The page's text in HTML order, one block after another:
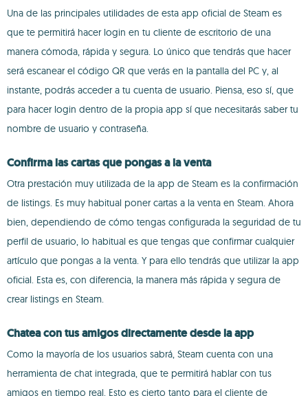
Una de las principales utilidades de esta app oficial de Steam es
que te permitirá hacer login en tu cliente de escritorio de una
manera cómoda, rápida y segura. Lo único que tendrás que hacer
será escanear el código QR que verás en la pantalla del PC y, al
instante, podrás acceder a tu cuenta de usuario. Piensa, eso sí, que
para hacer login dentro de la propia app sí que necesitarás saber tu
nombre de usuario y contraseña.
Confirma las cartas que pongas a la venta
Otra prestación muy utilizada de la app de Steam es la confirmación
de listings. Es muy habitual poner cartas a la venta en Steam. Ahora
bien, dependiendo de cómo tengas configurada la seguridad de tu
perfil de usuario, lo habitual es que tengas que confirmar cualquier
artículo que pongas a la venta. Y para ello tendrás que utilizar la app
oficial. Esta es, con diferencia, la manera más rápida y segura de
crear listings en Steam.
Chatea con tus amigos directamente desde la app
Como la mayoría de los usuarios sabrá, Steam cuenta con una
herramienta de chat integrada, que te permitirá hablar con tus
amigos en tiempo real. Esto es cierto tanto para el cliente de